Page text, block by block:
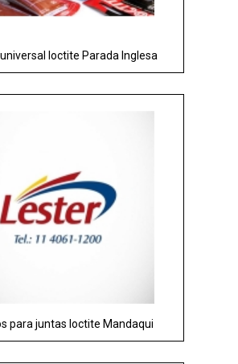
loctite Parada Inglesa
para juntas loctite Mandaqui